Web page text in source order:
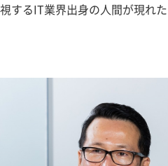
するIT業界出身の人間が現れ